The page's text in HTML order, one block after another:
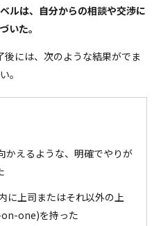
ルは、自分からの相談や交渉に
いた。
には、次のような結果がでま
。
かえるような、明確でやりが
に上司またはそれ以外の上
one)を持った